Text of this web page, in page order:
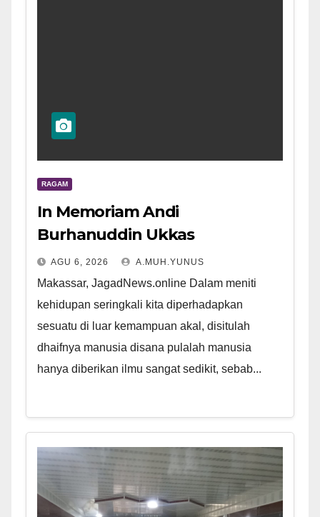
RAGAM
In Memoriam Andi
Burhanuddin Ukkas
AGU 6, 2026 A.MUH.YUNUS
Makassar, JagadNews.online Dalam meniti
kehidupan seringkali kita diperhadapkan
sesuatu di luar kemampuan akal, disitulah
dhaifnya manusia disana pulalah manusia
hanya diberikan ilmu sangat sedikit, sebab...